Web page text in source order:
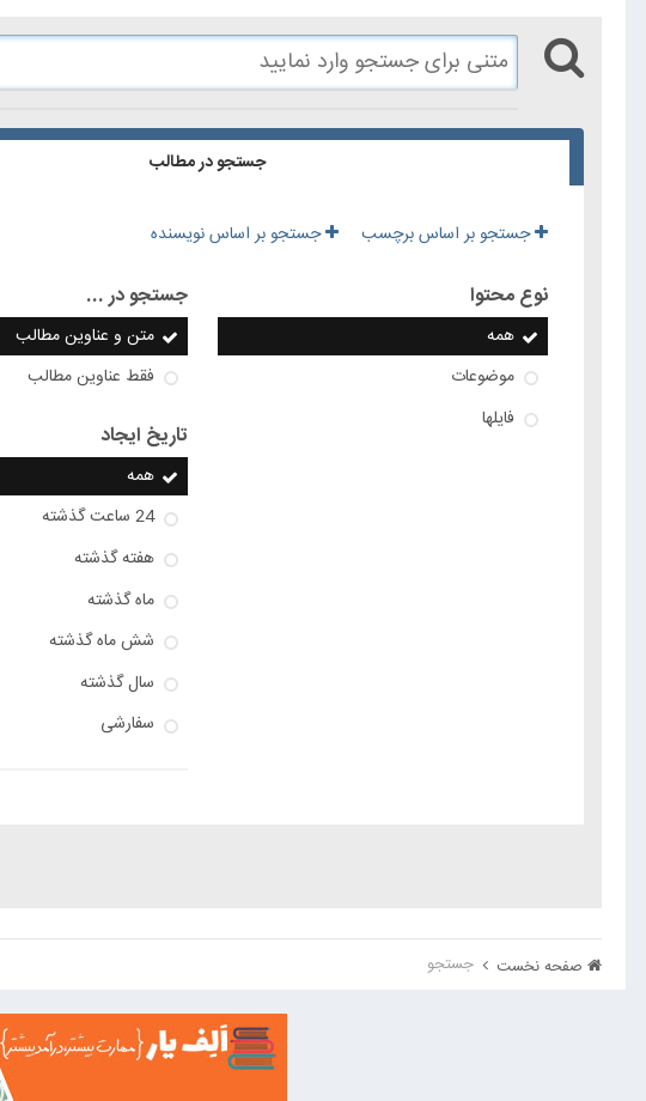
جستجو در مطالب
جستجو بر اساس برچسب جستجو بر اساس نویسنده
نوع محتوا
همه
موضوعات
فایلها
جستجو در ...
متن و عناوین مطالب
فقط عناوین مطالب
تاریخ ایجاد
همه
24 ساعت گذشته
هفته گذشته
ماه گذشته
شش ماه گذشته
سال گذشته
سفارشی
صفحه نخست جستجو